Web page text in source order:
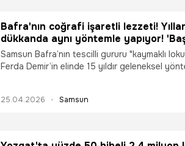
Bafra'nın coğrafi işaretli lezzeti!
dükkanda aynı yöntemle yapıyor!
bu tadı bulamazsınız'
Samsun Bafra’nın tescilli gururu "kaymaklı
Ferda Demir’in elinde 15 yıldır geleneksel
Cenneti’nde doğal yollarla üretilen manda
ulaştırıyor.
25.04.2026 Samsun